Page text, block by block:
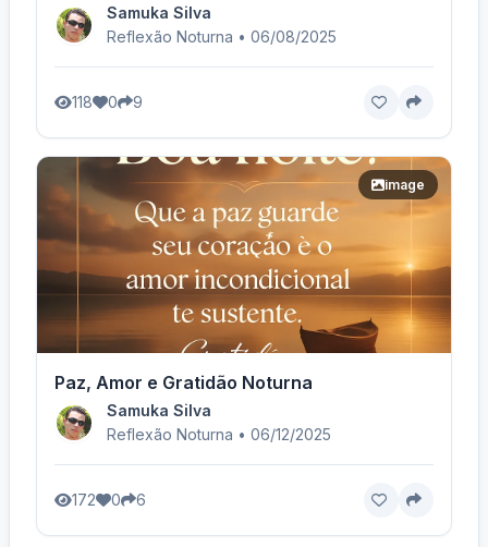
Samuka Silva
Reflexão Noturna • 06/08/2025
118 0 9
image
Paz, Amor e Gratidão Noturna
Samuka Silva
Reflexão Noturna • 06/12/2025
172 0 6